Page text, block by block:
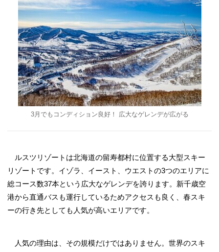
3月でもコンディション良好！ 広大なゲレンデが広がる
ルスツリゾートは北海道の留寿都村に位置する大型スキー
リゾートです。イゾラ、イースト、ウエストの3つのエリアに
総コース数37本という広大なゲレンデを誇ります。新千歳空
港から直通バスも運行しているためアクセスも良く、春スキ
ーの行き先としても人気が高いエリアです。
人気の理由は、その規模だけではありません。世界のスキ